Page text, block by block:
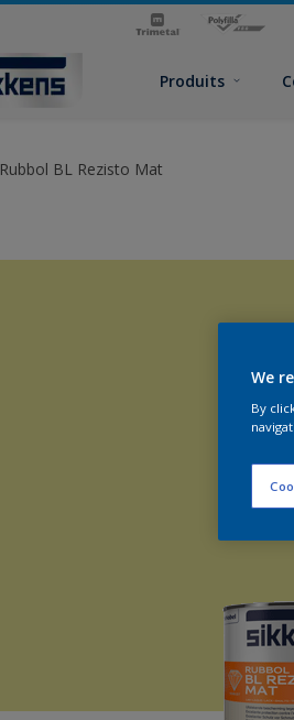
Produits
Rubbol BL Rezisto Mat
We
By